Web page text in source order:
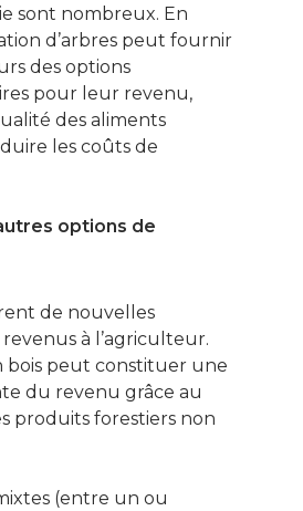
sont nombreux. En
d’arbres peut fournir
des options
pour leur revenu,
des aliments
les coûts de
options de
de nouvelles
revenus à l’agriculteur.
bois peut constituer une
du revenu grâce au
produits forestiers non
(entre un ouCe contenu vous